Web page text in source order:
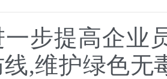
提高企业员
,维护绿色无